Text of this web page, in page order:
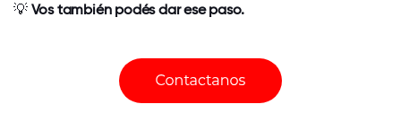
💡 Vos también podés dar ese paso.